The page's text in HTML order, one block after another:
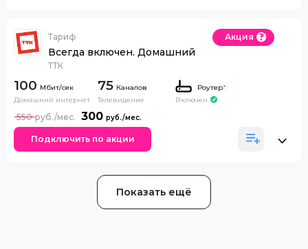
Тариф
Всегда включен. Домашний
ТТК
Акция
100
Домашний интернет
75 Каналов
Телевидение
Роутер*
Включен
300
550
Подключить по акции
Показать ещё